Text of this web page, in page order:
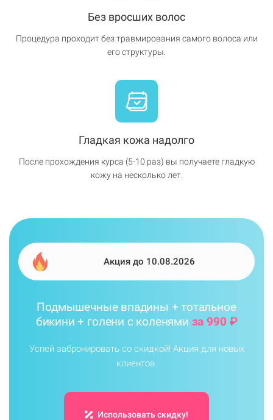
Без вросших волос
Процедура проходит без травмирования самого волоса или
его структуры.
Гладкая кожа надолго
После прохождения курса (5-10 раз) вы получаете гладкую
кожу на несколько лет.
Акция до 10.08.2026
Подмышечные впадины + тотальное
бикини + голени с коленями за 990 ₽
Успей забронировать со скидкой! Акция для новых
клиентов.
Использовать скидку!